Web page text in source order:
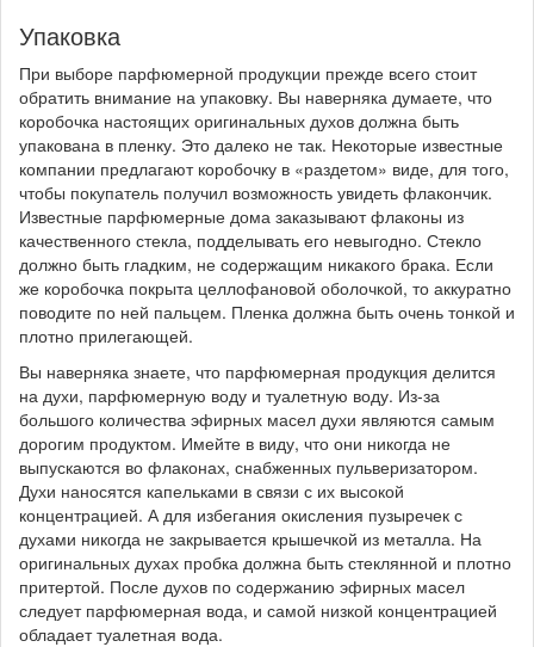
Упаковка
При выборе парфюмерной продукции прежде всего стоит
обратить внимание на упаковку. Вы наверняка думаете, что
коробочка настоящих оригинальных духов должна быть
упакована в пленку. Это далеко не так. Некоторые известные
компании предлагают коробочку в «раздетом» виде, для того,
чтобы покупатель получил возможность увидеть флакончик.
Известные парфюмерные дома заказывают флаконы из
качественного стекла, подделывать его невыгодно. Стекло
должно быть гладким, не содержащим никакого брака. Если
же коробочка покрыта целлофановой оболочкой, то аккуратно
поводите по ней пальцем. Пленка должна быть очень тонкой и
плотно прилегающей.
Вы наверняка знаете, что парфюмерная продукция делится
на духи, парфюмерную воду и туалетную воду. Из-за
большого количества эфирных масел духи являются самым
дорогим продуктом. Имейте в виду, что они никогда не
выпускаются во флаконах, снабженных пульверизатором.
Духи наносятся капельками в связи с их высокой
концентрацией. А для избегания окисления пузыречек с
духами никогда не закрывается крышечкой из металла. На
оригинальных духах пробка должна быть стеклянной и плотно
притертой. После духов по содержанию эфирных масел
следует парфюмерная вода, и самой низкой концентрацией
обладает туалетная вода.